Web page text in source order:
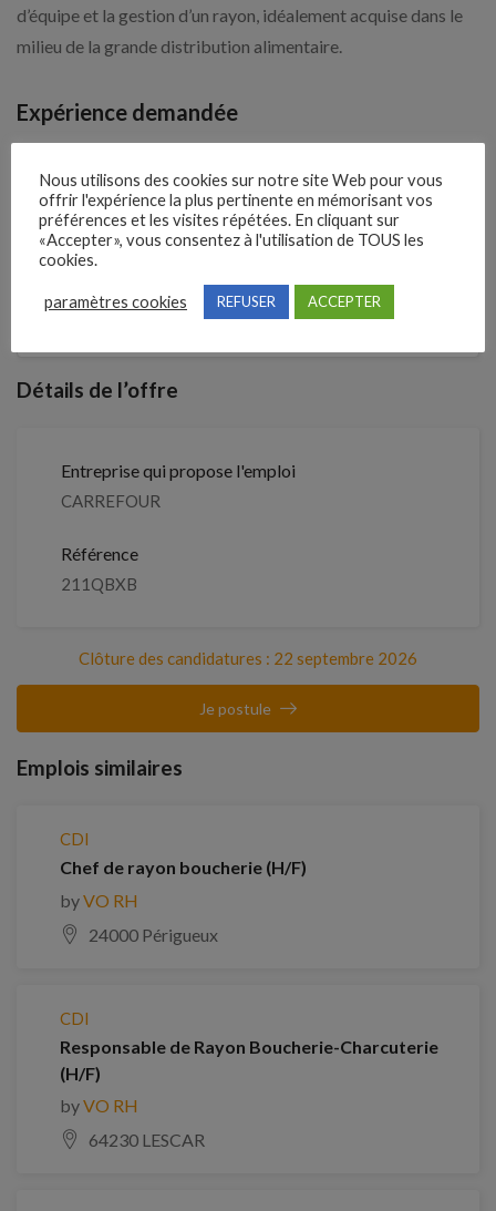
d’équipe et la gestion d’un rayon, idéalement acquise dans le
milieu de la grande distribution alimentaire.
Expérience demandée
Il y a2 semaines
Clôture des candidatures : 22
Je postule
Détails de l’offre
Entreprise qui propose l'emploi
CARREFOUR
Référence
211QBXB
Clôture des candidatures : 22 septembre 2026
Je postule
Emplois similaires
CDI
Chef de rayon boucherie (H/F)
byVO RH
24000 Périgueux
CDI
Responsable de Rayon Boucherie-Charcuterie
(H/F)
byVO RH
64230 LESCAR
Nous utilisons des cookies sur notre site Web pour vous
offrir l'expérience la plus pertinente en mémorisant vos
préférences et les visites répétées. En cliquant sur
«Accepter», vous consentez à l'utilisation de TOUS les
cookies.
paramètres cookies REFUSER ACCEPTER